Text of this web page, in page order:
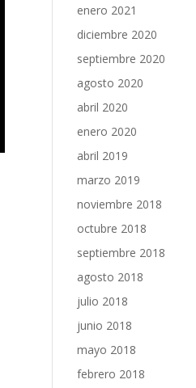
enero 2021
diciembre 2020
septiembre 2020
agosto 2020
abril 2020
enero 2020
abril 2019
marzo 2019
noviembre 2018
octubre 2018
septiembre 2018
agosto 2018
julio 2018
junio 2018
mayo 2018
febrero 2018